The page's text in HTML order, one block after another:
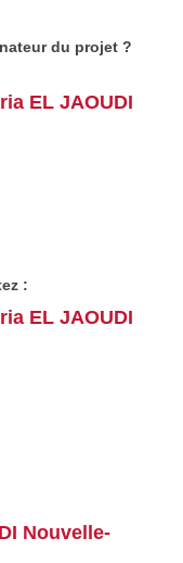
du projet ?
EL JAOUDI
:
EL JAOUDI
Nouvelle-